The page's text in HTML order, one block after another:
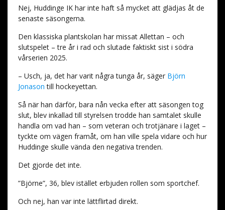
Nej, Huddinge IK har inte haft så mycket att glädjas åt de
senaste säsongerna.
Den klassiska plantskolan har missat Allettan – och
slutspelet – tre år i rad och slutade faktiskt sist i södra
vårserien 2025.
– Usch, ja, det har varit några tunga år, säger Björn
Jonason till hockeyettan.
Så när han därför, bara nån vecka efter att säsongen tog
slut, blev inkallad till styrelsen trodde han samtalet skulle
handla om vad han – som veteran och trotjänare i laget –
tyckte om vägen framåt, om han ville spela vidare och hur
Huddinge skulle vända den negativa trenden.
Det gjorde det inte.
”Björne”, 36, blev istället erbjuden rollen som sportchef.
Och nej, han var inte lättflirtad direkt.